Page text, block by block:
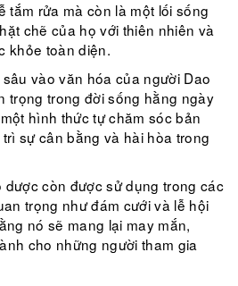
tắm rửa mà còn là một lối sống
chẽ của họ với thiên nhiên và
khỏe toàn diện.
vào văn hóa của người Dao
trọng trong đời sống hằng ngày
hình thức tự chăm sóc bản
sự cân bằng và hài hòa trong
dược còn được sử dụng trong các
trọng như đám cưới và lễ hội
nó sẽ mang lại may mắn,
cho những người tham gia